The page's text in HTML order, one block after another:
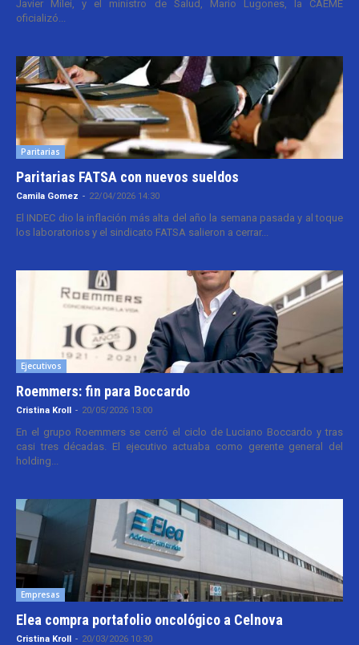
Javier Milei, y el ministro de Salud, Mario Lugones, la CAEME
oficializó...
Paritarias
Paritarias FATSA con nuevos sueldos
Camila Gomez - 22/04/2026 14:30
El INDEC dio la inflación más alta del año la semana pasada y al toque
los laboratorios y el sindicato FATSA salieron a cerrar...
Ejecutivos
Roemmers: fin para Boccardo
Cristina Kroll - 20/05/2026 13:00
En el grupo Roemmers se cerró el ciclo de Luciano Boccardo y tras
casi tres décadas. El ejecutivo actuaba como gerente general del
holding...
Empresas
Elea compra portafolio oncológico a Celnova
Cristina Kroll - 20/03/2026 10:30